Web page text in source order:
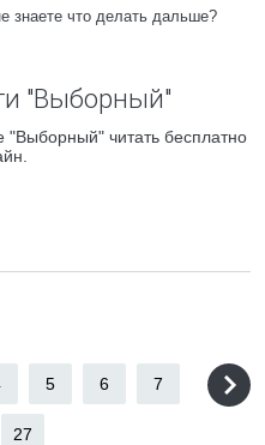
знаете что делать дальше?
"Выборный"
"Выборный" читать бесплатно
5 6 7
27